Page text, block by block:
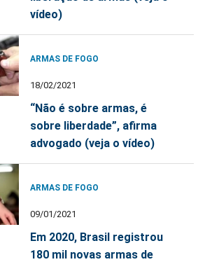
vídeo)
ARMAS DE FOGO
18/02/2021
“Não é sobre armas, é
sobre liberdade”, afirma
advogado (veja o vídeo)
ARMAS DE FOGO
09/01/2021
Em 2020, Brasil registrou
180 mil novas armas de